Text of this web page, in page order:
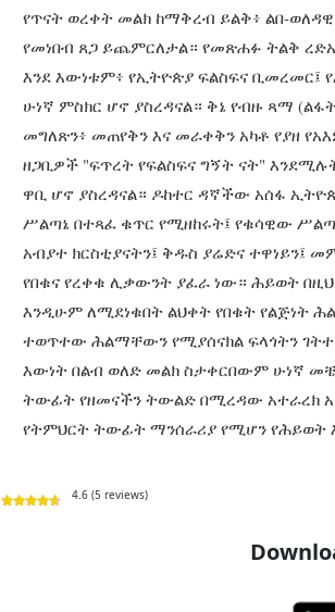
የጥናት ወረቀት መልክ ከማቅረብ ይልቅ፥ ልበ-
የመነበብ ጸጋ ይጨምርለታል። የመጽሐፉ ትልቅ
እንደ እውነቱም፥ የኢትዮጵያ ፍልስፍና ቢመረመር፤
ሁነኛ ምስክር ሆኖ ያስረዳናል። ቅኔ የብዙ ጻማ
መግለጽን፥ መጠየቅን እና መራቀቅን አካቶ የያዘ
ዘጋቢዎች "ፍጥረት የፍልስፍና ግኝት ናት"
ዋቢ ሆኖ ያስረዳናል። ዶከተር ዳኛችው አሰፋ
ሥልጣኔ በተጻፈ ቁጥር የሚዘከሩት፤ የቁሳዊው
አብያተ ክርስቲያናትን፤ ቅዱስ ያሬድና ተዋነይን፤
የበቁና የረቀቁ ሊቃውንት ያፈራ ነው። ሕይወት
እንዲሁም ለሚደነቁበት ልህቀት የበቁት
ተወጥተው ሕልማቸውን የሚያሰናክል ፍላጎትን
እውነት በልብ ወለድ መልክ ስታቀርበውም ሁነኛ
ትውፊት የዘመናችን ትውልድ በሚረዳው አተራረክ
የትምህርት ትውፊት ማንሰራሪያ የሚሆን የሕይወት
4.6 (5 reviews)